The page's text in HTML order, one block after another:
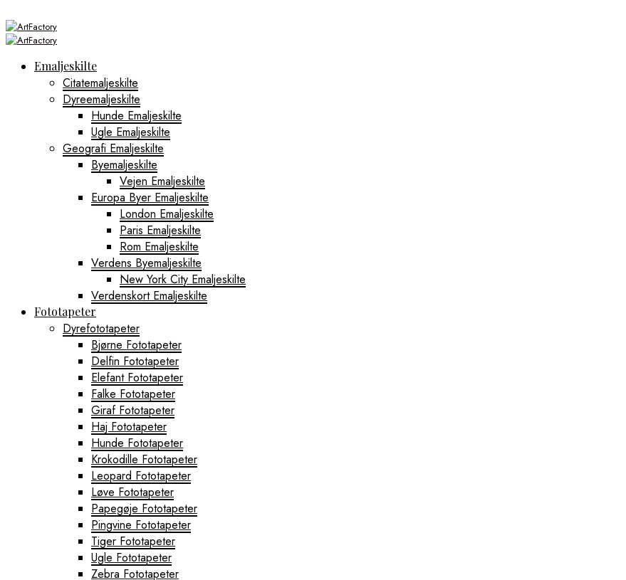
Emaljeskilte
Citatemaljeskilte
Dyreemaljeskilte
Hunde Emaljeskilte
Ugle Emaljeskilte
Geografi Emaljeskilte
Byemaljeskilte
Vejen Emaljeskilte
Europa Byer Emaljeskilte
London Emaljeskilte
Paris Emaljeskilte
Rom Emaljeskilte
Verdens Byemaljeskilte
New York City Emaljeskilte
Verdenskort Emaljeskilte
Fototapeter
Dyrefototapeter
Bjørne Fototapeter
Delfin Fototapeter
Elefant Fototapeter
Falke Fototapeter
Giraf Fototapeter
Haj Fototapeter
Hunde Fototapeter
Krokodille Fototapeter
Leopard Fototapeter
Løve Fototapeter
Papegøje Fototapeter
Pingvine Fototapeter
Tiger Fototapeter
Ugle Fototapeter
Zebra Fototapeter